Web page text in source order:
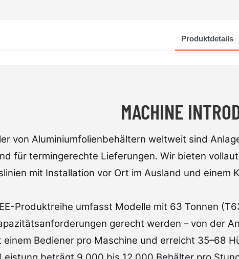
Produktdetails
MACHINE
von Aluminiumfolienbehältern weltweit sind
für termingerechte Lieferungen. Wir bieten
mit Installation vor Ort im Ausland und einem
Produktreihe umfasst Modelle mit 63 Tonnen
gerecht werden – von der
einem Bediener pro Maschine und erreicht 35–68